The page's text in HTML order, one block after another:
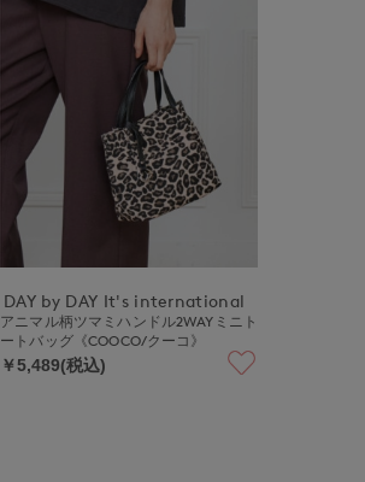
DAY by DAY It's international
アニマル柄ツマミハンドル2WAYミニト
ートバッグ《COOCO/クーコ》
￥5,489(税込)